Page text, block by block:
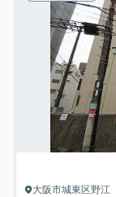
大阪市城東区野江